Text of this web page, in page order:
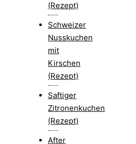
(Rezept)
Schweizer
Nusskuchen
mit
Kirschen
(Rezept)
Saftiger
Zitronenkuchen
(Rezept)
After